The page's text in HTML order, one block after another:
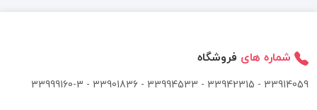
شماره های فروشگاه
33914059 - 33942315 - 33994533 - 33901836 - 33999160-3 ​